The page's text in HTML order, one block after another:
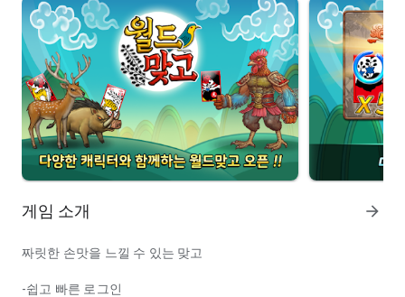
게임 소개 arrow_forward
짜릿한 손맛을 느낄 수 있는 맞고
-쉽고 빠른 로그인